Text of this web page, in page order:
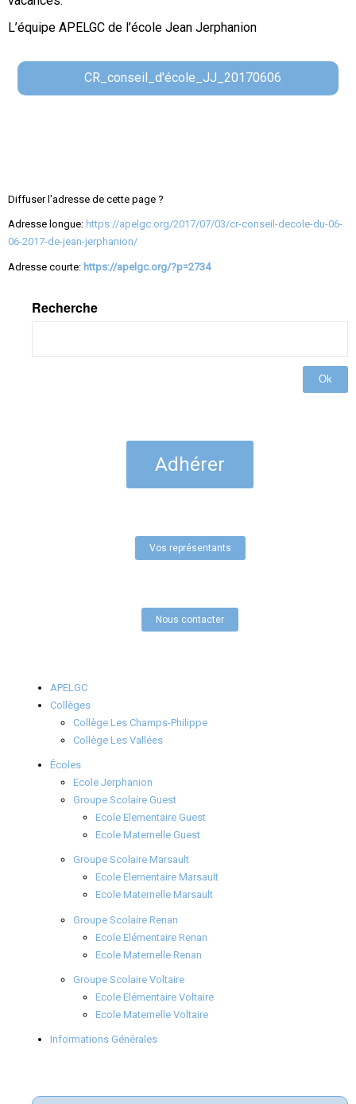
L’équipe APELGC de l’école Jean Jerphanion
CR_conseil_d'école_JJ_20170606
Diffuser l'adresse de cette page ?
Adresse longue: https://apelgc.org/2017/07/03/cr-conseil-decole-du-06-
06-2017-de-jean-jerphanion/
Adresse courte: https://apelgc.org/?p=2734
Recherche
Ok
Adhérer
Vos représentants
Nous contacter
APELGC
Collèges
Collège Les Champs-Philippe
Collège Les Vallées
Écoles
Ecole Jerphanion
Groupe Scolaire Guest
Ecole Elementaire Guest
Ecole Maternelle Guest
Groupe Scolaire Marsault
Ecole Elementaire Marsault
Ecole Maternelle Marsault
Groupe Scolaire Renan
Ecole Elémentaire Renan
Ecole Maternelle Renan
Groupe Scolaire Voltaire
Ecole Elémentaire Voltaire
Ecole Maternelle Voltaire
Informations Générales